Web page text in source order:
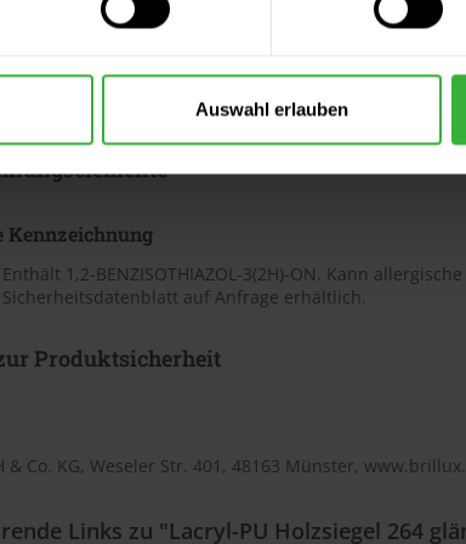
Auswahl erlauben
Merkblätter
Merkblatt (PDF)
Kennzeichnung
Enthält 1,2-BENZISOTHIAZOL-3(2H)-ON. Kann
Sicherheitsdatenblatt auf Anfrage erhältlich.
Produktsicherheit
& Co. KG, Weseler Str. 401, 48163 Münster,
Links zu "Lacryl-PU Holzsiegel 264